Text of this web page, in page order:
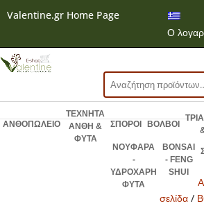
Valentine.gr Home Page
Ο
Αναζήτηση
για:
ΑΝΘΟΠΩΛΕΙΟ
ΤΕΧΝΗΤΑ
ΑΝΘΗ &
ΦΥΤΑ
ΣΠΟΡΟΙ ΒΟΛΒΟΙ
ΝΟΥΦΑΡΑ
-
ΥΔΡΟΧΑΡΗ
ΦΥΤΑ
BONSAI
- FENG
SHUI
σελίδα /